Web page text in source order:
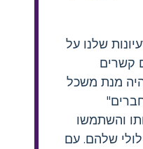
שלנו על
קשרים
מנת משכל
"חברים"
והשתמשו
שלהם. עם